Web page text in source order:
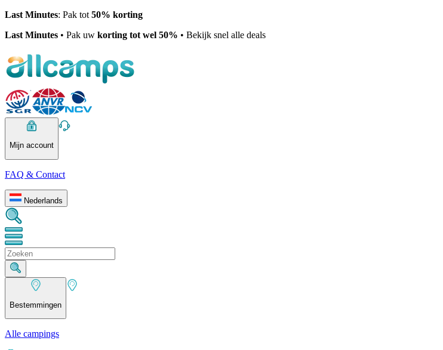
Last Minutes: Pak tot 50% korting
Last Minutes • Pak uw korting tot wel 50% • Bekijk snel alle deals
Mijn account
FAQ & Contact
Nederlands
Bestemmingen
Alle campings